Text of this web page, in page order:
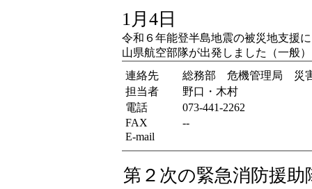
1月4日
令和６年能登半島地震の被災地支援
山県航空部隊が出発しました（一般）
連絡先
総務部 危機管理局 災
担当者
野口・木村
電話
073-441-2262
FAX
--
E-mail
第２次の緊急消防援